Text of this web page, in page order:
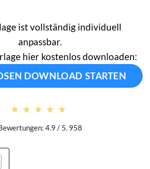
ist vollständig individuell
anpassbar.
hier kostenlos downloaden:
DOWNLOAD STARTEN
★★★★★
★★★★★
4.9 / 5. 958